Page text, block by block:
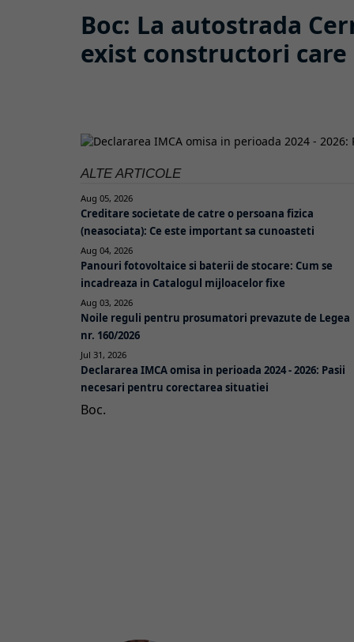
Boc: La autostrada
exist constructori
ALTE ARTICOLE
Aug 05, 2026
Creditare societate de catre o persoana fizica
(neasociata): Ce este important sa cunoasteti
Aug 04, 2026
Panouri fotovoltaice si baterii de stocare: Cum se
incadreaza in Catalogul mijloacelor fixe
Aug 03, 2026
Noile reguli pentru prosumatori prevazute de Legea
nr. 160/2026
Jul 31, 2026
Declararea IMCA omisa in perioada 2024 - 2026: Pasii
necesari pentru corectarea situatiei
Boc.